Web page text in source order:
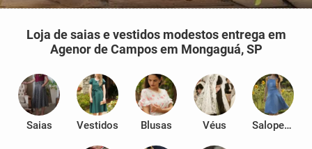
Loja de saias e vestidos modestos entrega em
Agenor de Campos em Mongaguá, SP
Saias Vestidos Blusas Véus Salopetes